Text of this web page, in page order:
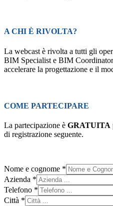
A CHI È RIVOLTA?
La webcast è rivolta a tutti gli
BIM Specialist e BIM
accelerare la progettazione e il
COME PARTECIPARE
La partecipazione è GRATUITA
di registrazione seguente.
Nome e cognome *
Azienda *
Telefono *
Città *